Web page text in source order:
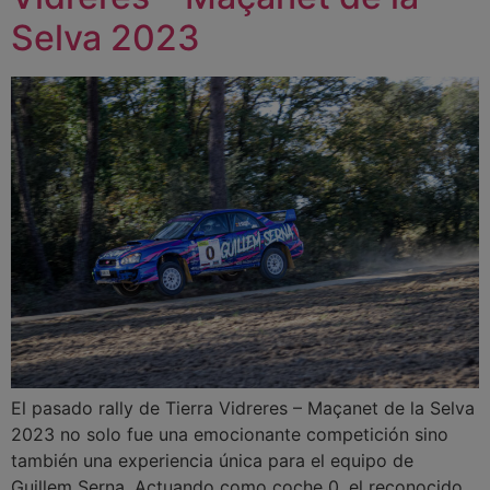
Selva 2023
El pasado rally de Tierra Vidreres – Maçanet de la Selva
2023 no solo fue una emocionante competición sino
también una experiencia única para el equipo de